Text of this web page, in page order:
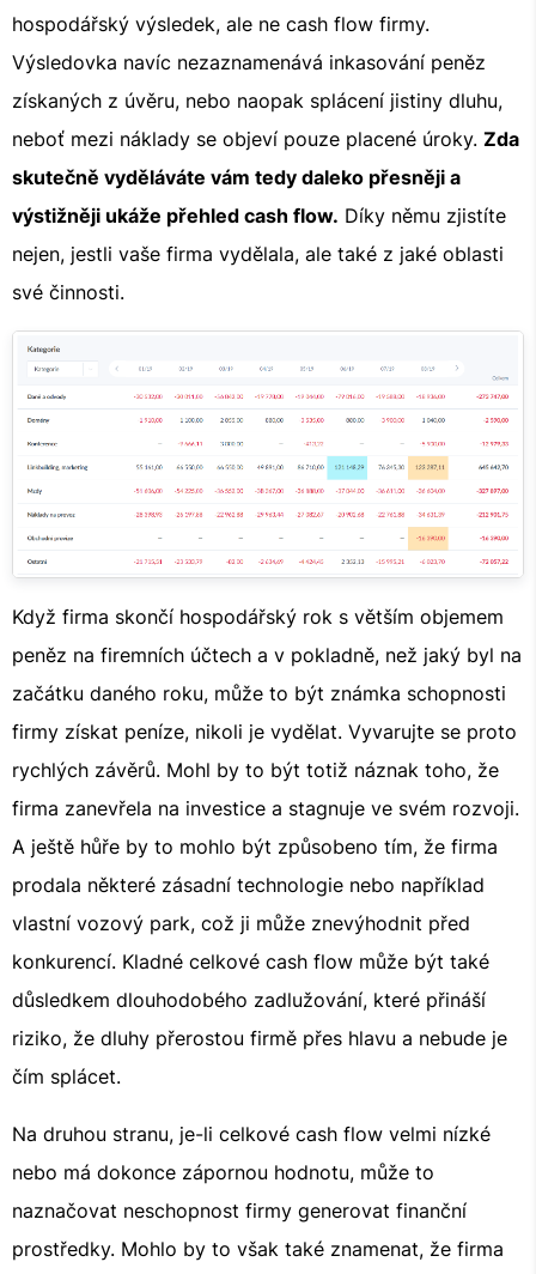
hospodářský výsledek, ale ne cash flow firmy.
Výsledovka navíc nezaznamenává inkasování peněz
získaných z úvěru, nebo naopak splácení jistiny dluhu,
neboť mezi náklady se objeví pouze placené úroky. Zda
skutečně vyděláváte vám tedy daleko přesněji a
výstižněji ukáže přehled cash flow. Díky němu zjistíte
nejen, jestli vaše firma vydělala, ale také z jaké oblasti
své činnosti.
Když firma skončí hospodářský rok s větším objemem
peněz na firemních účtech a v pokladně, než jaký byl na
začátku daného roku, může to být známka schopnosti
firmy získat peníze, nikoli je vydělat. Vyvarujte se proto
rychlých závěrů. Mohl by to být totiž náznak toho, že
firma zanevřela na investice a stagnuje ve svém rozvoji.
A ještě hůře by to mohlo být způsobeno tím, že firma
prodala některé zásadní technologie nebo například
vlastní vozový park, což ji může znevýhodnit před
konkurencí. Kladné celkové cash flow může být také
důsledkem dlouhodobého zadlužování, které přináší
riziko, že dluhy přerostou firmě přes hlavu a nebude je
čím splácet.
Na druhou stranu, je-li celkové cash flow velmi nízké
nebo má dokonce zápornou hodnotu, může to
naznačovat neschopnost firmy generovat finanční
prostředky. Mohlo by to však také znamenat, že firma